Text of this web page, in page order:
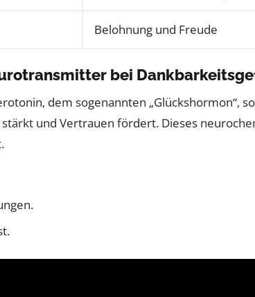
Belohnung und Freude
bei
dem sogenannten „Glückshormon“,
und Vertrauen fördert. Dieses